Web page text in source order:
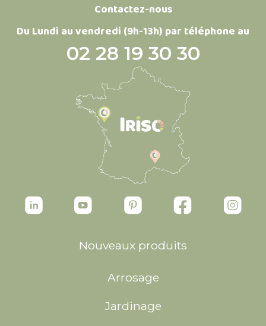
Contactez-nous
Du Lundi au vendredi (9h-13h) par téléphone au
02 28 19 30 30
Nouveaux produits
Arrosage
Jardinage